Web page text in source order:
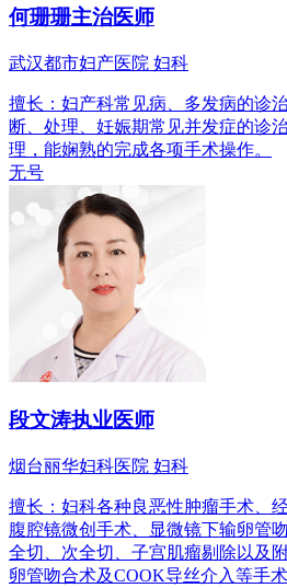
何珊珊主治医师
武汉都市妇产医院 妇科
擅长：妇产科常见病、多发病的诊
断、处理、妊娠期常见并发症的诊
理，能娴熟的完成各项手术操作。
无号
段文涛执业医师
烟台丽华妇科医院 妇科
擅长：妇科各种良恶性肿瘤手术、
腹腔镜微创手术、显微镜下输卵管
全切、次全切、子宫肌瘤剔除以及
卵管吻合术及COOK导丝介入等手